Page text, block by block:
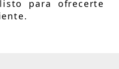
para ofrecerte